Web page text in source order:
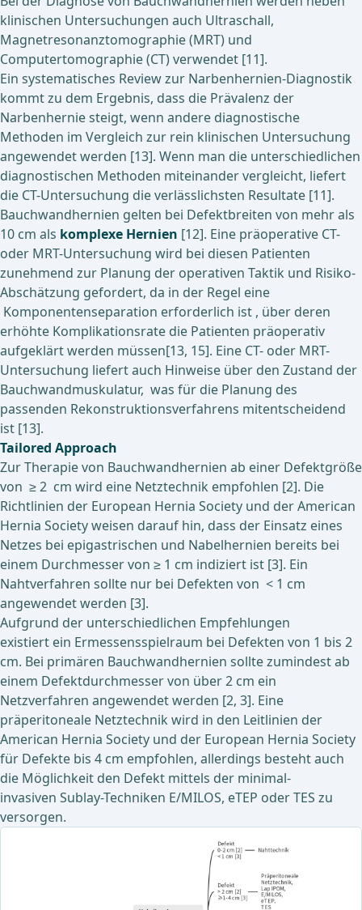
klinischen Untersuchungen auch Ultraschall,
Magnetresonanztomographie (MRT) und
Computertomographie (CT) verwendet [11].
Ein systematisches Review zur Narbenhernien-Diagnostik
kommt zu dem Ergebnis, dass die Prävalenz der
Narbenhernie steigt, wenn andere diagnostische
Methoden im Vergleich zur rein klinischen Untersuchung
angewendet werden [13]. Wenn man die unterschiedlichen
diagnostischen Methoden miteinander vergleicht, liefert
die CT-Untersuchung die verlässlichsten Resultate [11].
Bauchwandhernien gelten bei Defektbreiten von mehr als
10 cm als komplexe Hernien [12]. Eine präoperative CT-
oder MRT-Untersuchung wird bei diesen Patienten
zunehmend zur Planung der operativen Taktik und Risiko-
Abschätzung gefordert, da in der Regel eine
Komponentenseparation erforderlich ist , über deren
erhöhte Komplikationsrate die Patienten präoperativ
aufgeklärt werden müssen[13, 15]. Eine CT- oder MRT-
Untersuchung liefert auch Hinweise über den Zustand der
Bauchwandmuskulatur, was für die Planung des
passenden Rekonstruktionsverfahrens mitentscheidend
ist [13].
Tailored Approach
Zur Therapie von Bauchwandhernien ab einer Defektgröße
von ≥ 2 cm wird eine Netztechnik empfohlen [2]. Die
Richtlinien der European Hernia Society und der American
Hernia Society weisen darauf hin, dass der Einsatz eines
Netzes bei epigastrischen und Nabelhernien bereits bei
einem Durchmesser von ≥ 1 cm indiziert ist [3]. Ein
Nahtverfahren sollte nur bei Defekten von < 1 cm
angewendet werden [3].
Aufgrund der unterschiedlichen Empfehlungen
existiert ein Ermessensspielraum bei Defekten von 1 bis 2
cm. Bei primären Bauchwandhernien sollte zumindest ab
einem Defektdurchmesser von über 2 cm ein
Netzverfahren angewendet werden [2, 3]. Eine
präperitoneale Netztechnik wird in den Leitlinien der
American Hernia Society und der European Hernia Society
für Defekte bis 4 cm empfohlen, allerdings besteht auch
die Möglichkeit den Defekt mittels der minimal-
invasiven Sublay-Techniken E/MILOS, eTEP oder TES zu
versorgen.